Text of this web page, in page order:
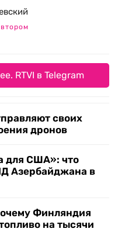
RTVI в Telegram
своих
дронов
для США»: что
Азербайджана в
Финляндия
на тысячи